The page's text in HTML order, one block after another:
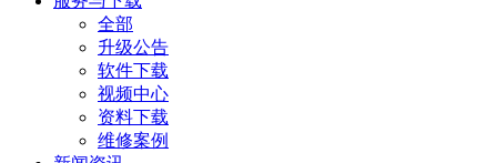
全部
升级公告
软件下载
视频中心
资料下载
维修案例